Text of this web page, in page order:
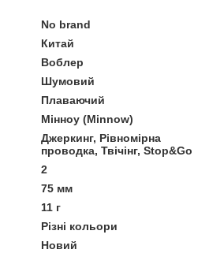
No brand
Китай
Воблер
Шумовий
Плаваючий
Мінноу (Minnow)
Джеркинг, Рівномірна
проводка, Твічінг, Stop&Go
2
75 мм
11 г
Різні кольори
Новий